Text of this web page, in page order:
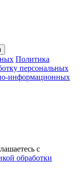
Политика
персональных
информационных
с
обработки